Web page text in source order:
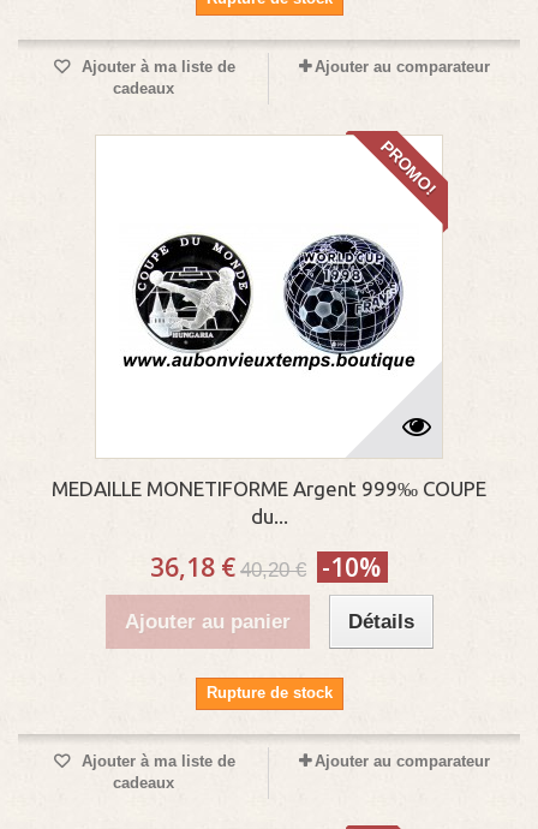
Ajouter à ma liste de
cadeaux
Ajouter au comparateur
PROMO!
MEDAILLE MONETIFORME Argent 999‰ COUPE
du...
36,18 € 40,20 € -10%
Ajouter au panier Détails
Rupture de stock
Ajouter à ma liste de
cadeaux
Ajouter au comparateur